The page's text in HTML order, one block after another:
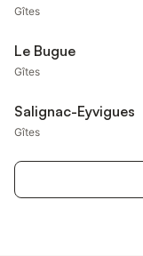
Gîtes
Le Bugue
Gîtes
Salignac-Eyvigues
Gîtes